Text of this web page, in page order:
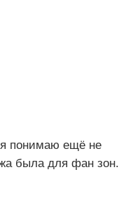
я понимаю ещё не
была для фан зон.